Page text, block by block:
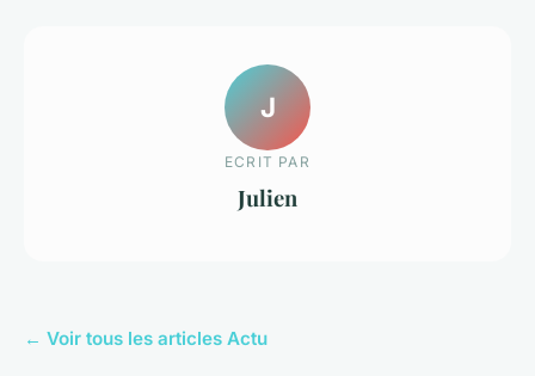
J
ECRIT PAR
Julien
← Voir tous les articles Actu